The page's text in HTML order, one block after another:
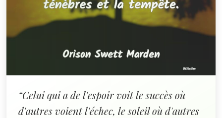
“Celui qui a de l'espoir voit le succès où
d'autres voient l'échec, le soleil où d'autres